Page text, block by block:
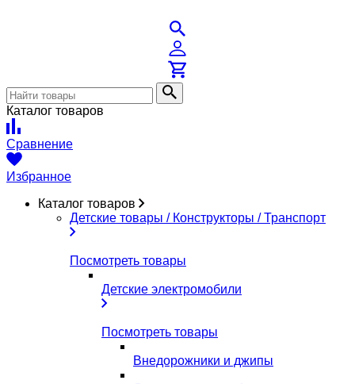
Каталог товаров
Сравнение
Избранное
Каталог товаров
Детские товары / Конструкторы / Транспорт
Посмотреть товары
Детские электромобили
Посмотреть товары
Внедорожники и джипы